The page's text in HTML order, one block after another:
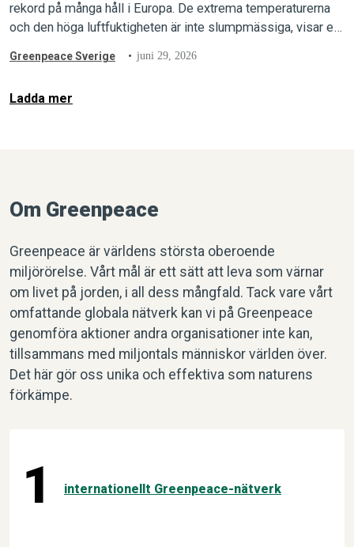
rekord på många håll i Europa. De extrema temperaturerna
och den höga luftfuktigheten är inte slumpmässiga, visar en
Greenpeace Sverige juni 29, 2026
Ladda mer
Om Greenpeace
Greenpeace är världens största oberoende
miljörörelse. Vårt mål är ett sätt att leva som värnar
om livet på jorden, i all dess mångfald. Tack vare vårt
omfattande globala nätverk kan vi på Greenpeace
genomföra aktioner andra organisationer inte kan,
tillsammans med miljontals människor världen över.
Det här gör oss unika och effektiva som naturens
förkämpe.
1 internationellt Greenpeace-nätverk